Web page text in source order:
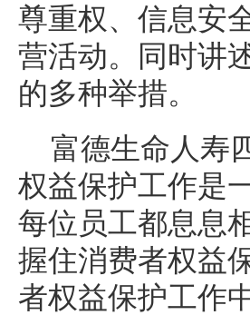
尊重权、信息安
营活动。同时讲
的多种举措。
富德生命人寿
权益保护工作是
每位员工都息息
握住消费者权益
者权益保护工作